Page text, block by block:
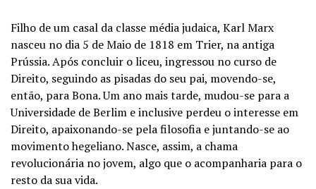
Filho de um casal da classe média judaica, Karl Marx
nasceu no dia 5 de Maio de 1818 em Trier, na antiga
Prússia. Após concluir o liceu, ingressou no curso de
Direito, seguindo as pisadas do seu pai, movendo-se,
então, para Bona. Um ano mais tarde, mudou-se para a
Universidade de Berlim e inclusive perdeu o interesse em
Direito, apaixonando-se pela filosofia e juntando-se ao
movimento hegeliano. Nasce, assim, a chama
revolucionária no jovem, algo que o acompanharia para o
resto da sua vida.